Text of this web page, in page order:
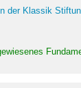
der Klassik